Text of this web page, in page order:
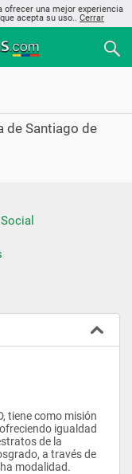
una mejor experiencia
acepta su uso.. Cerrar
de Santiago de
igualdad
de la
a través de
modalidad.